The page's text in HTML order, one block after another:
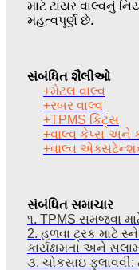
માટે ટાયર વાલ્વનું
મહત્વપૂર્ણ છે.
સંબંધિત શૈલીઓ
+મેટલ વાલ્વ
+રબર વાલ્વ
+TPMS કિટ્સ
+વાલ્વ કેપ્સ અને
+વાલ્વ
સંબંધિત સમાચાર
૧. TPMS સમજવા
2. હળવા ટ્રક માટે
કાર્યક્ષમતા અને
૩. ચોકસાઇ ફુલાવવી: